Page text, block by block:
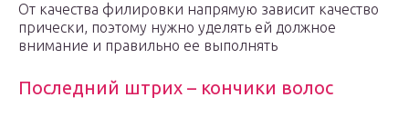
От качества филировки напрямую зависит качество
прически, поэтому нужно уделять ей должное
внимание и правильно ее выполнять
Последний штрих – кончики волос